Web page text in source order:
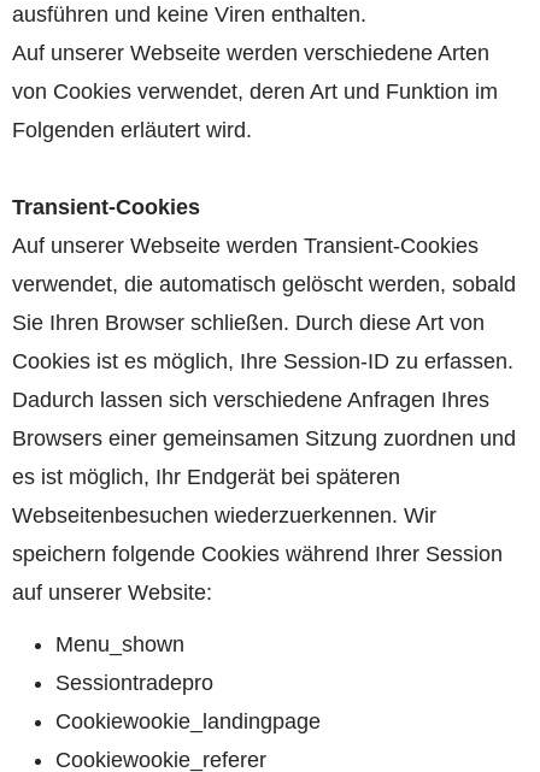
ausführen und keine Viren enthalten.
Auf unserer Webseite werden verschiedene Arten
von Cookies verwendet, deren Art und Funktion im
Folgenden erläutert wird.
Transient-Cookies
Auf unserer Webseite werden Transient-Cookies
verwendet, die automatisch gelöscht werden, sobald
Sie Ihren Browser schließen. Durch diese Art von
Cookies ist es möglich, Ihre Session-ID zu erfassen.
Dadurch lassen sich verschiedene Anfragen Ihres
Browsers einer gemeinsamen Sitzung zuordnen und
es ist möglich, Ihr Endgerät bei späteren
Webseitenbesuchen wiederzuerkennen. Wir
speichern folgende Cookies während Ihrer Session
auf unserer Website:
Menu_shown
Sessiontradepro
Cookiewookie_landingpage
Cookiewookie_referer